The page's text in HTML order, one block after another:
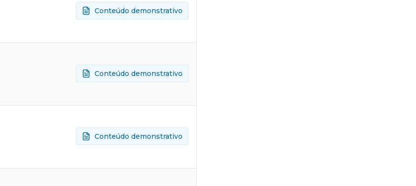
Conteúdo demonstrativo
Conteúdo demonstrativo
Conteúdo demonstrativo